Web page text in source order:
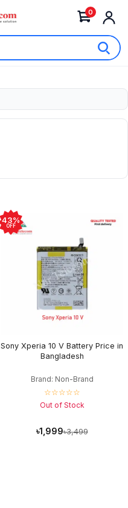
0
43%
OFF
Sony Xperia 10 V Battery Price in
Bangladesh
Brand: Non-Brand
☆☆☆☆☆
Out of Stock
৳1,999৳3,499